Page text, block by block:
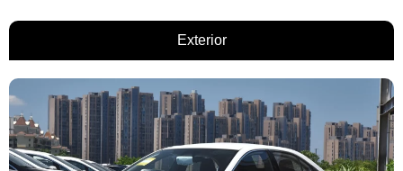
Exterior